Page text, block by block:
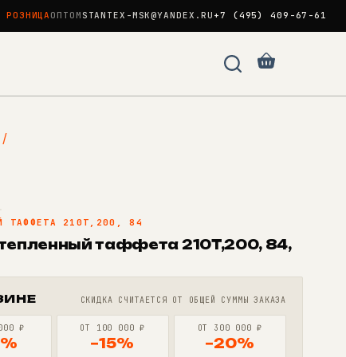
РОЗНИЦА ОПТОМ STANTEX-MSK@YANDEX.RU +7 (495) 409-67-61
Корзина
/
·
ТАФФЕТА 210T,200, 84
таффета 210T,200, 84,
СКИДКА СЧИТАЕТСЯ ОТ ОБЩЕЙ СУММЫ ЗАКАЗА
₽ ОТ 100 000 ₽
−15%
ОТ 300 000 ₽
−20%